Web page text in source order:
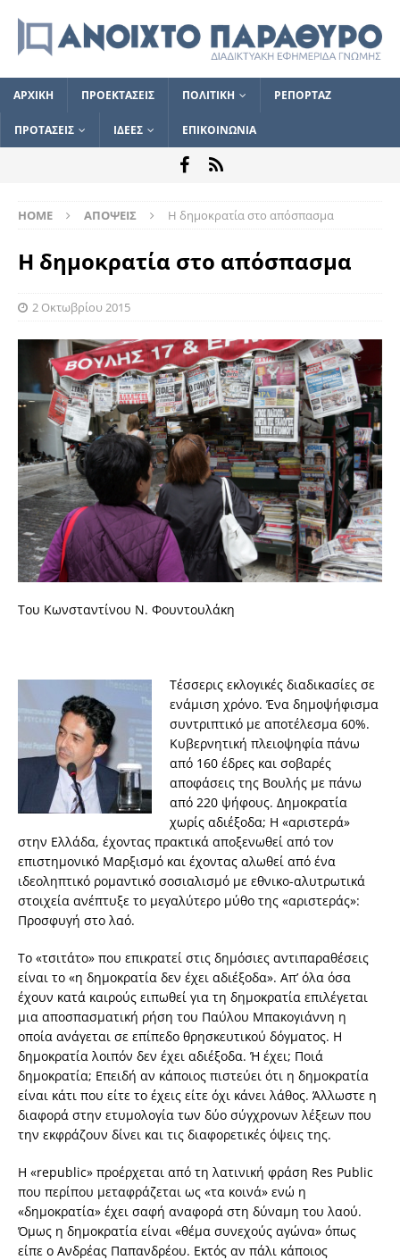
ΑΡΧΙΚΗ ΠΡΟΕΚΤΑΣΕΙΣ ΠΟΛΙΤΙΚΗ ΡΕΠΟΡΤΑΖ
ΠΡΟΤΑΣΕΙΣ ΙΔΕΕΣ ΕΠΙΚΟΙΝΩΝΙΑ
HOME ΑΠΟΨΕΙΣ Η δημοκρατία στο απόσπασμα
Η δημοκρατία στο απόσπασμα
2 Οκτωβρίου 2015
Του Κωνσταντίνου Ν. Φουντουλάκη
Τέσσερις εκλογικές διαδικασίες σε
ενάμιση χρόνο. Ένα δημοψήφισμα
συντριπτικό με αποτέλεσμα 60%.
Κυβερνητική πλειοψηφία πάνω
από 160 έδρες και σοβαρές
αποφάσεις της Βουλής με πάνω
από 220 ψήφους. Δημοκρατία
χωρίς αδιέξοδα; Η «αριστερά»
στην Ελλάδα, έχοντας πρακτικά αποξενωθεί από τον
επιστημονικό Μαρξισμό και έχοντας αλωθεί από ένα
ιδεοληπτικό ρομαντικό σοσιαλισμό με εθνικο-αλυτρωτικά
στοιχεία ανέπτυξε το μεγαλύτερο μύθο της «αριστεράς»:
Προσφυγή στο λαό.
Το «τσιτάτο» που επικρατεί στις δημόσιες αντιπαραθέσεις
είναι το «η δημοκρατία δεν έχει αδιέξοδα». Απ’ όλα όσα
έχουν κατά καιρούς ειπωθεί για τη δημοκρατία επιλέγεται
μια αποσπασματική ρήση του Παύλου Μπακογιάννη η
οποία ανάγεται σε επίπεδο θρησκευτικού δόγματος. Η
δημοκρατία λοιπόν δεν έχει αδιέξοδα. Ή έχει; Ποιά
δημοκρατία; Επειδή αν κάποιος πιστεύει ότι η δημοκρατία
είναι κάτι που είτε το έχεις είτε όχι κάνει λάθος. Άλλωστε η
διαφορά στην ετυμολογία των δύο σύγχρονων λέξεων που
την εκφράζουν δίνει και τις διαφορετικές όψεις της.
Η «republic» προέρχεται από τη λατινική φράση Res Public
που περίπου μεταφράζεται ως «τα κοινά» ενώ η
«δημοκρατία» έχει σαφή αναφορά στη δύναμη του λαού.
Όμως η δημοκρατία είναι «θέμα συνεχούς αγώνα» όπως
είπε ο Ανδρέας Παπανδρέου. Εκτός αν πάλι κάποιος